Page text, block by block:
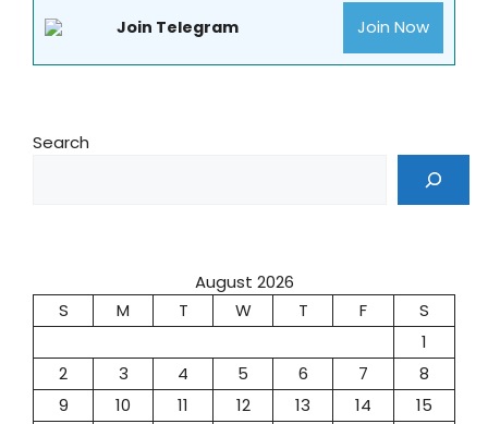
Join Telegram Join Now
Search
August 2026
S
M T W T F
S
1
2
3 4 5 6 7
8
9
10 11 12 13 14
15